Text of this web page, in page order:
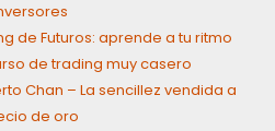
de Futuros: aprende a tu ritmo
de trading muy casero
Chan – La sencillez vendida a
de oro